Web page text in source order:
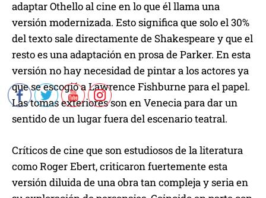
adaptar Othello al cine en lo que él llama una
versión modernizada. Esto significa que solo el 30%
del texto sale directamente de Shakespeare y que el
resto es una adaptación en prosa de Parker. En esta
versión no hay necesidad de pintar a los actores ya
que se escogió a Lawrence Fishburne para el papel.
Las tomas exteriores son en Venecia para dar un
sentido de un lugar fuera del escenario teatral.
Críticos de cine que son estudiosos de la literatura
como Roger Ebert, criticaron fuertemente esta
versión diluida de una obra tan compleja y seria en